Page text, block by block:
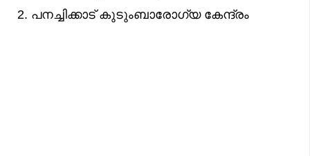
2. പനച്ചിക്കാട് കുടുംബാരോഗ്യ കേന്ദ്രം